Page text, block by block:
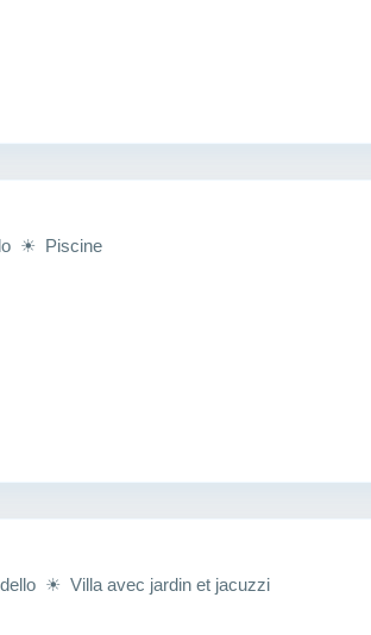
☀ Piscine
☀ Villa avec jardin et jacuzzi